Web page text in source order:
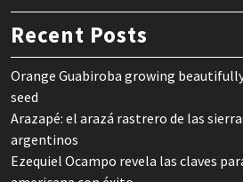
Recent Posts
Orange Guabiroba growing
seed
Arazapé: el arazá rastrero de las
argentinos
Ezequiel Ocampo revela las claves